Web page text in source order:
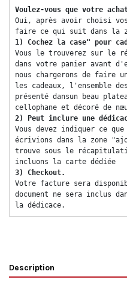
Voulez-vous que votre
Oui, après avoir choisi
faire ce qui suit dans la
1) Cochez la case" pour
Vous le trouverez sur le
dans votre panier avant
nous chargerons de faire
les cadeaux, l'ensemble
présenté dansun beau
cellophane et décoré de
2) Peut inclure une
Vous devez indiquer ce
écrivions dans la zone
trouve sous le
incluons la carte dédiée
3) Checkout.
Votre facture sera
document ne sera inclus
la dédicace.
Description